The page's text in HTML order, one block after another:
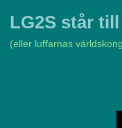
LG2S står
(eller luffarnas